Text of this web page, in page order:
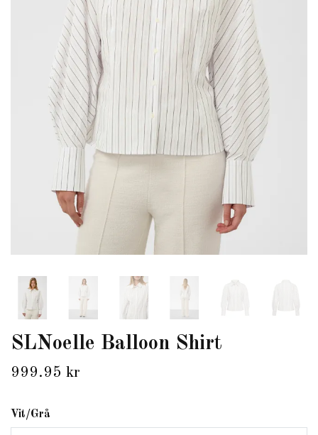
SLNoelle Balloon Shirt
999.95 kr
Vit/Grå